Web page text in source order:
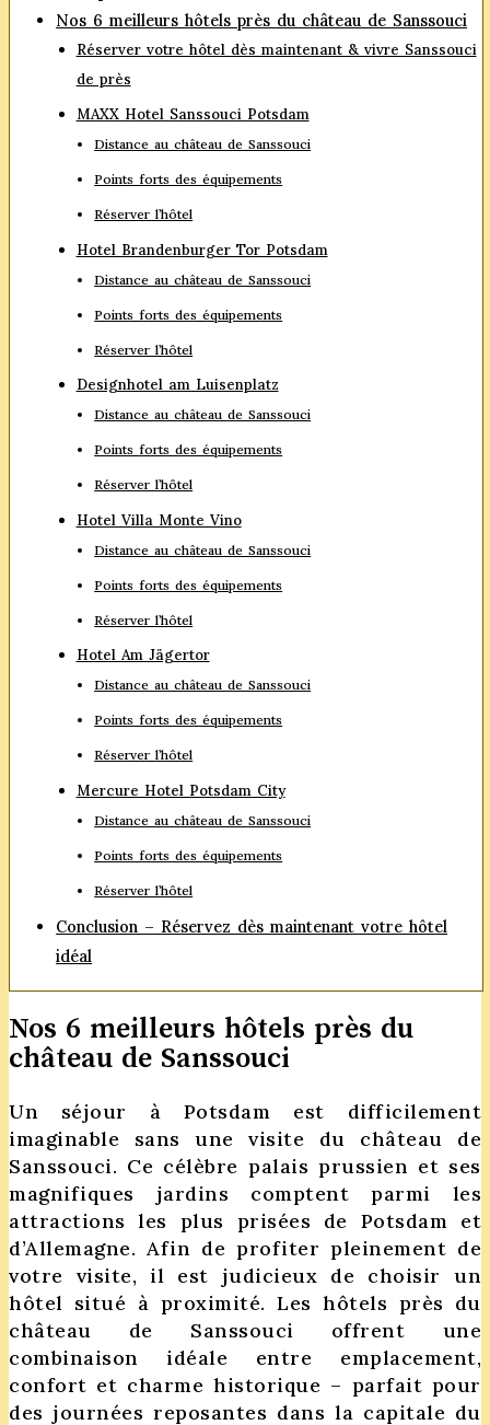
Nos 6 meilleurs hôtels près du château de Sanssouci
Réserver votre hôtel dès maintenant & vivre Sanssouci
de près
MAXX Hotel Sanssouci Potsdam
Distance au château de Sanssouci
Points forts des équipements
Réserver l’hôtel
Hotel Brandenburger Tor Potsdam
Distance au château de Sanssouci
Points forts des équipements
Réserver l’hôtel
Designhotel am Luisenplatz
Distance au château de Sanssouci
Points forts des équipements
Réserver l’hôtel
Hotel Villa Monte Vino
Distance au château de Sanssouci
Points forts des équipements
Réserver l’hôtel
Hotel Am Jägertor
Distance au château de Sanssouci
Points forts des équipements
Réserver l’hôtel
Mercure Hotel Potsdam City
Distance au château de Sanssouci
Points forts des équipements
Réserver l’hôtel
Conclusion – Réservez dès maintenant votre hôtel
idéal
Nos 6 meilleurs hôtels près du
château de Sanssouci
Un séjour à Potsdam est difficilement
imaginable sans une visite du château de
Sanssouci. Ce célèbre palais prussien et ses
magnifiques jardins comptent parmi les
attractions les plus prisées de Potsdam et
d’Allemagne. Afin de profiter pleinement de
votre visite, il est judicieux de choisir un
hôtel situé à proximité. Les hôtels près du
château de Sanssouci offrent une
combinaison idéale entre emplacement,
confort et charme historique – parfait pour
des journées reposantes dans la capitale du